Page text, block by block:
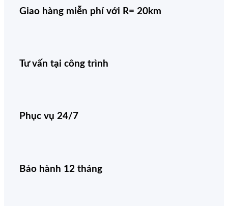
Giao hàng miễn phí với R= 20km
Tư vấn tại công trình
Phục vụ 24/7
Bảo hành 12 tháng